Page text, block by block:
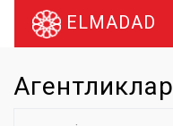
ELMADAD
Агентликлар